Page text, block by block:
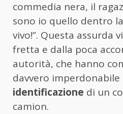
commedia nera, il
sono io quello dentro
vivo!”. Questa assurda
fretta e dalla poca
autorità, che hanno
davvero imperdonabile
identificazione di un
camion.